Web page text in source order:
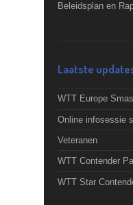
Beleidsplan en
Laatste
WTT Europe
Online infosessie
Veteranen
WTT Contender
WTT Star